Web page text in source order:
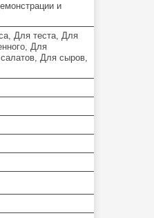
и
Для теста, Для
Для
Для сыров,